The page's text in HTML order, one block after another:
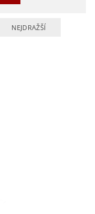
NEJDRAŽŠÍ